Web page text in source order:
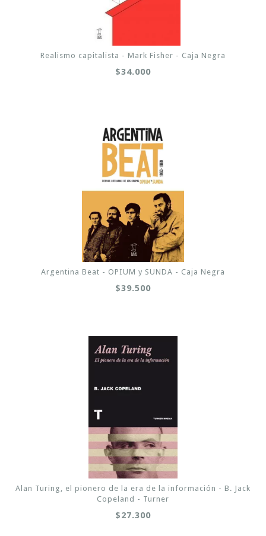
Realismo capitalista - Mark Fisher - Caja Negra
$34.000
Argentina Beat - OPIUM y SUNDA - Caja Negra
$39.500
Alan Turing, el pionero de la era de la información - B. Jack
Copeland - Turner
$27.300